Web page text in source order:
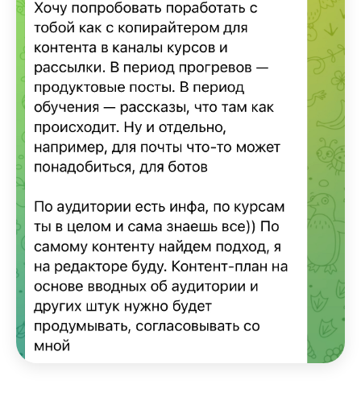
Открыта предзапись
Конструктор
по копирайтингу
с возможностью подстроить
программу специально под свои
задачи
Подробнее